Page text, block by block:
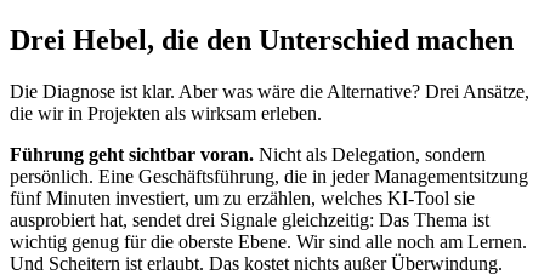
Drei Hebel, die den Unterschied machen
Die Diagnose ist klar. Aber was wäre die Alternative? Drei Ansätze,
die wir in Projekten als wirksam erleben.
Führung geht sichtbar voran. Nicht als Delegation, sondern
persönlich. Eine Geschäftsführung, die in jeder Managementsitzung
fünf Minuten investiert, um zu erzählen, welches KI-Tool sie
ausprobiert hat, sendet drei Signale gleichzeitig: Das Thema ist
wichtig genug für die oberste Ebene. Wir sind alle noch am Lernen.
Und Scheitern ist erlaubt. Das kostet nichts außer Überwindung.